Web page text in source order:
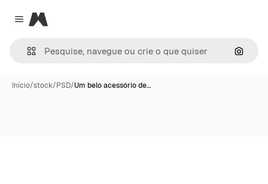
Close menu
Magnific
Início/stock/PSD/Um belo acessório de…